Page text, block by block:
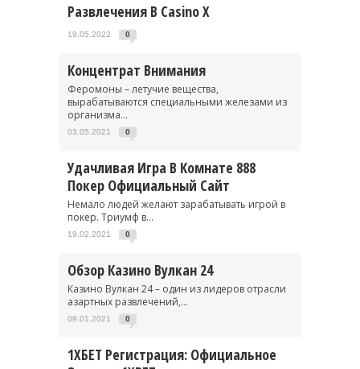
Развлечения В Casino X
19.05.2022 0
Концентрат Внимания
Феромоны – летучие вещества,
вырабатываются специальными железами из
организма...
03.05.2021 0
Удачливая Игра В Комнате 888
Покер Официальный Сайт
Немало людей желают зарабатывать игрой в
покер. Триумф в...
19.02.2021 0
Обзор Казино Вулкан 24
Казино Вулкан 24 – один из лидеров отрасли
азартных развлечений,...
09.01.2021 0
1ХБЕТ Регистрация: Официальное